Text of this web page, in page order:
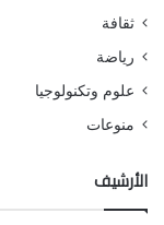
ثقافة
رياضة
علوم وتكنولوجيا
منوعات
الأرشيف